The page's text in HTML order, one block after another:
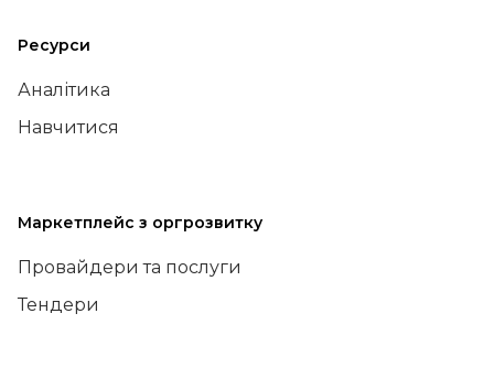
Ресурси
Аналітика
Навчитися
Маркетплейс з оргрозвитку
Провайдери та послуги
Тендери